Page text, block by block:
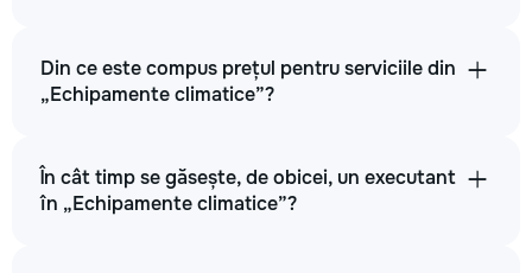
Din ce este compus prețul pentru serviciile din
„Echipamente climatice”?
În cât timp se găsește, de obicei, un executant
în „Echipamente climatice”?